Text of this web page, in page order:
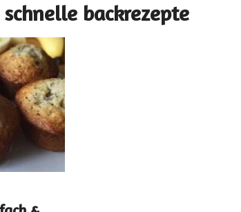
schnelle backrezepte